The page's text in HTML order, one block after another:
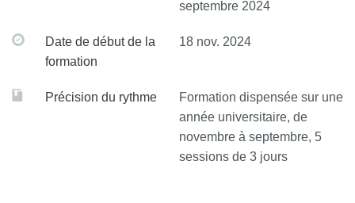
septembre 2024
Date de début de la
formation
18 nov. 2024
Précision du rythme
Formation dispensée sur une
année universitaire, de
novembre à septembre, 5
sessions de 3 jours